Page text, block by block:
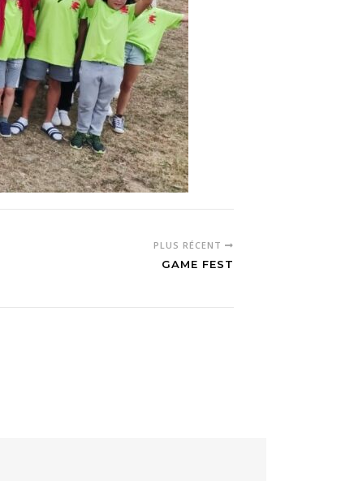
PLUS RÉCENT
GAME FEST